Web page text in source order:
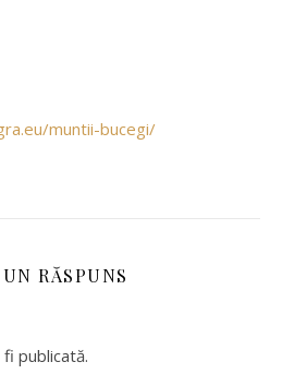
muntii-bucegi/
RĂSPUNS
publicată.